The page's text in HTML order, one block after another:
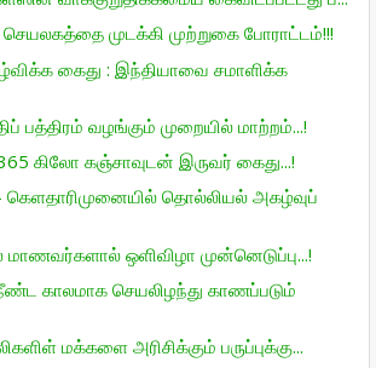
முடக்கி முற்றுகை போராட்டம்!!!
கைது : இந்தியாவை சமாளிக்க
பத்திரம் வழங்கும் முறையில் மாற்றம்...!
கிலோ கஞ்சாவுடன் இருவர் கைது...!
கெளதாரிமுனையில் தொல்லியல் அகழ்வுப்
ஒளிவிழா முன்னெடுப்பு...!
காலமாக செயலிழந்து காணப்படும்
மக்களை அரிசிக்கும் பருப்புக்கு...